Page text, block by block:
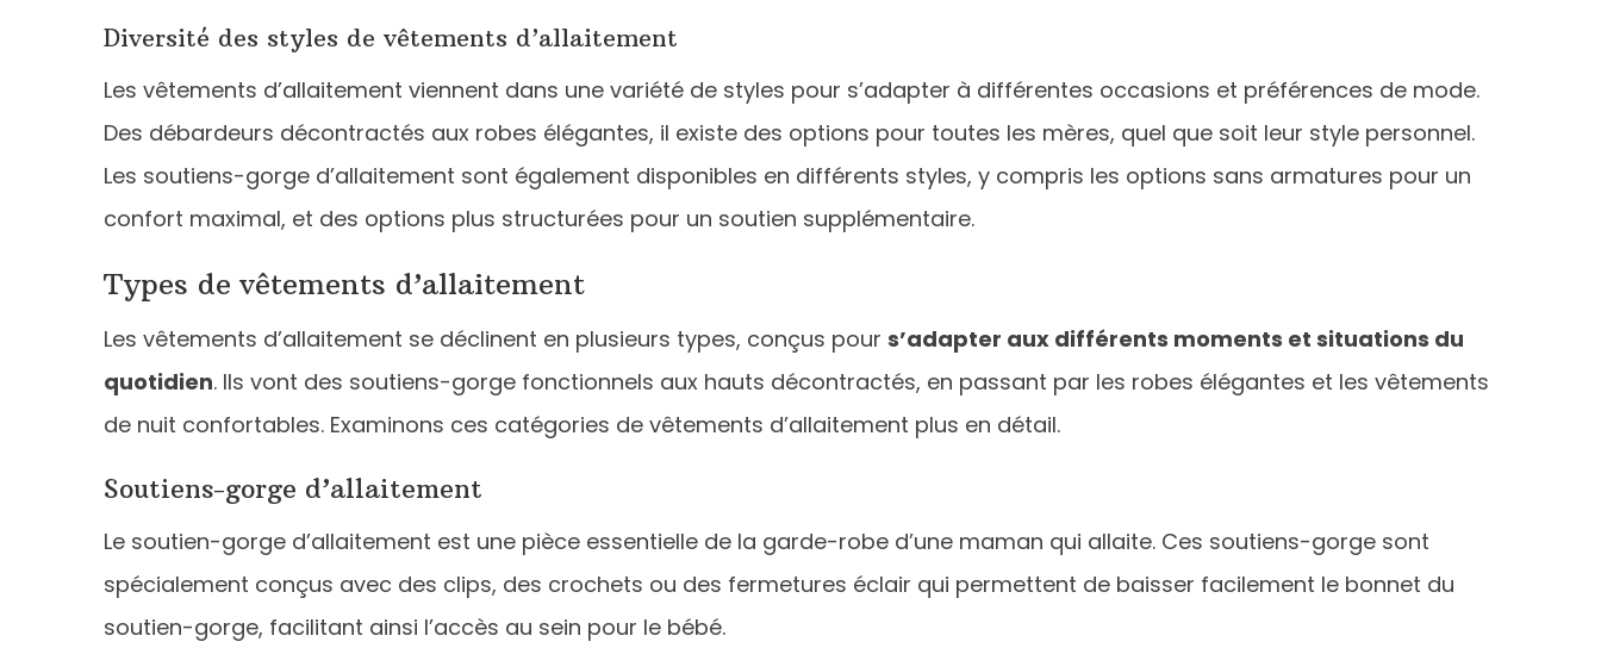
Diversité des styles de vêtements d’allaitement
Les vêtements d’allaitement viennent dans une variété de styles pour s’adapter à différentes occasions et préférences de mode.
Des débardeurs décontractés aux robes élégantes, il existe des options pour toutes les mères, quel que soit leur style personnel.
Les soutiens-gorge d’allaitement sont également disponibles en différents styles, y compris les options sans armatures pour un
confort maximal, et des options plus structurées pour un soutien supplémentaire.
Types de vêtements d’allaitement
Les vêtements d’allaitement se déclinent en plusieurs types, conçus pour s’adapter aux différents moments et situations du
quotidien. Ils vont des soutiens-gorge fonctionnels aux hauts décontractés, en passant par les robes élégantes et les vêtements
de nuit confortables. Examinons ces catégories de vêtements d’allaitement plus en détail.
Soutiens-gorge d’allaitement
Le soutien-gorge d’allaitement est une pièce essentielle de la garde-robe d’une maman qui allaite. Ces soutiens-gorge sont
spécialement conçus avec des clips, des crochets ou des fermetures éclair qui permettent de baisser facilement le bonnet du
soutien-gorge, facilitant ainsi l’accès au sein pour le bébé.